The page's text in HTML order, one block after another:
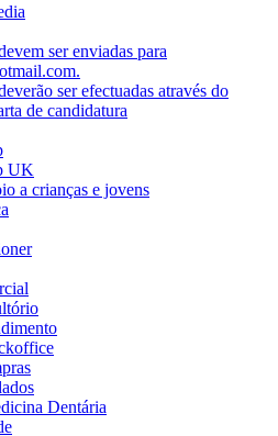
ser enviadas para
ser efectuadas através do
de candidatura
UK
a crianças e jovens
Dentária